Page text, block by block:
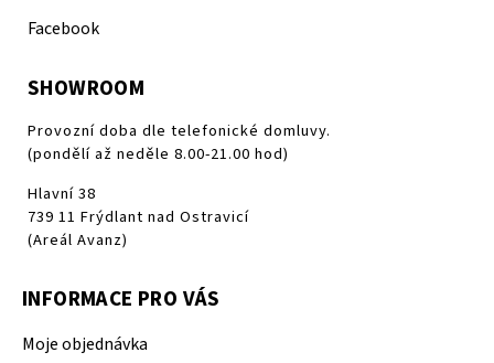
Facebook
SHOWROOM
Provozní doba dle telefonické domluvy.
(pondělí až neděle 8.00-21.00 hod)
Hlavní 38
739 11 Frýdlant nad Ostravicí
(Areál Avanz)
INFORMACE PRO VÁS
Moje objednávka